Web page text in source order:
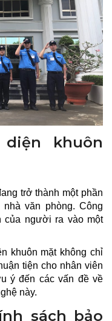
khuôn
trở thành một phần
văn phòng. Công
của người ra vào một
khuôn mặt không chỉ
tiện cho nhân viên
ý đến các vấn đề về
này.
sách bảo